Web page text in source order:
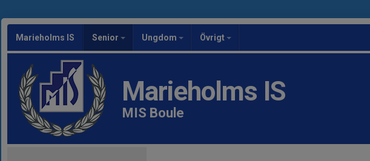
Marieholms IS Senior Ungdom Övrigt
Marieholms IS
MIS Boule